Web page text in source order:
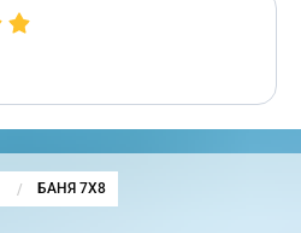
CURRENT:
БАНЯ 7Х8